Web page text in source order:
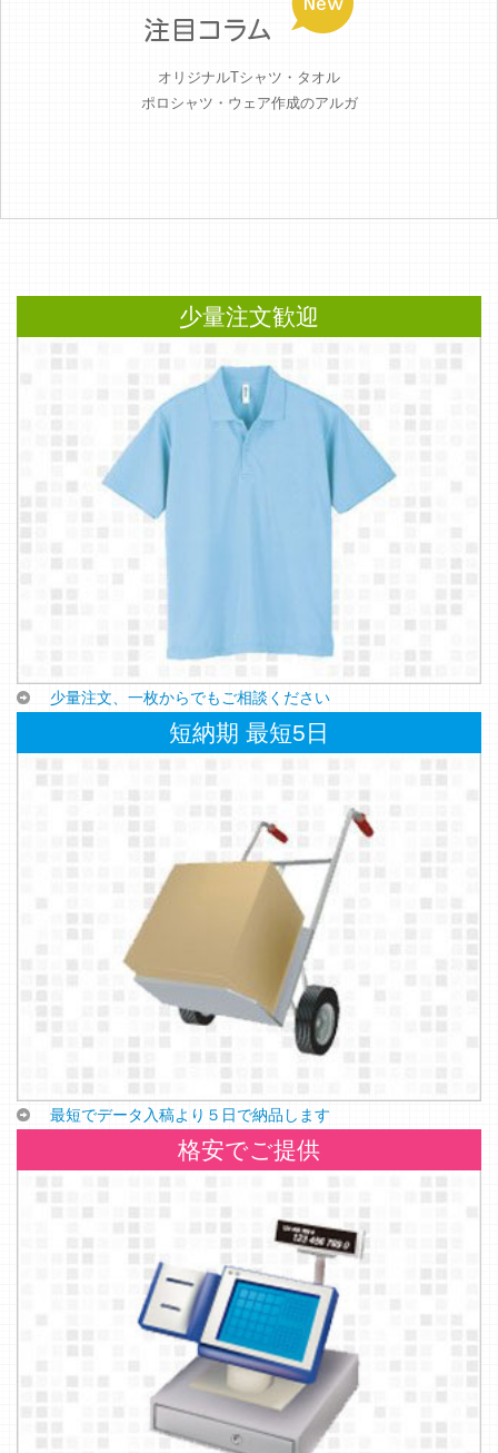
オリジナルTシャツ・タオル
ポロシャツ・ウェア作成のアルガ
少量注文歓迎
少量注文、一枚からでもご相談ください
短納期 最短5日
最短でデータ入稿より５日で納品します
格安でご提供